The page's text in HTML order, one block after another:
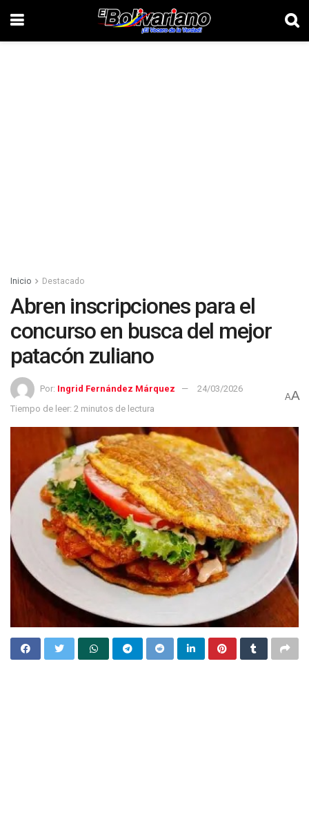
Inicio Destacado
Abren inscripciones para el
concurso en busca del mejor
patacón zuliano
Por: Ingrid Fernández Márquez
24/03/2026
Tiempo de leer: 2 minutos de lectura
AA